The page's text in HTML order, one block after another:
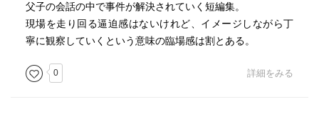
シャンデリアにぶら下がり振り子運動。
壁や天井を通じて、ポルターガイスト現象のようなもの
を、起こしていた？
妹に性的イタズラ。
父子の会話の中で事件が解決されていく短編集。
現場を走り回る逼迫感はないけれど、イメージしながら丁
寧に観察していくという意味の臨場感は割とある。
0 詳細をみる